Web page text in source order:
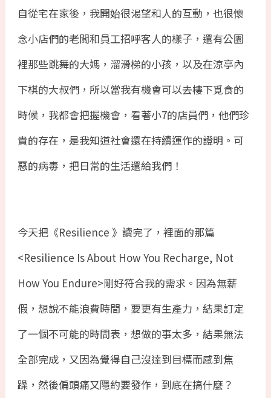
自從宅在家後，我開始很渴望和人的互動，也很懷
念小店們的老闆和員工招呼客人的樣子，還有公園
裡那些跳舞的大媽，溜滑梯的小孩，以及在涼亭內
下棋的大叔們，所以當我有機會可以去樓下覓食的
時候，我都會把握機會，看著小7的店員們，他們珍
貴的存在，是我知道社會還在持續運作的證明。可
惡的病毒，把日常的生活還給我們！
今天把《Resilience 》讀完了，裡面的那篇
<Resilience Is About How You Recharge, Not
How You Endure>剛好符合我的需求。因為無薪
假，想說不能浪費時間，要更有生產力，結果訂定
了一個不可能的時間表，想做的事太多，結果無法
全部完成，又因為覺得自己沒達到目標而感到焦
躁，然後偏頭痛又隱約要發作，到底在搞什麼？